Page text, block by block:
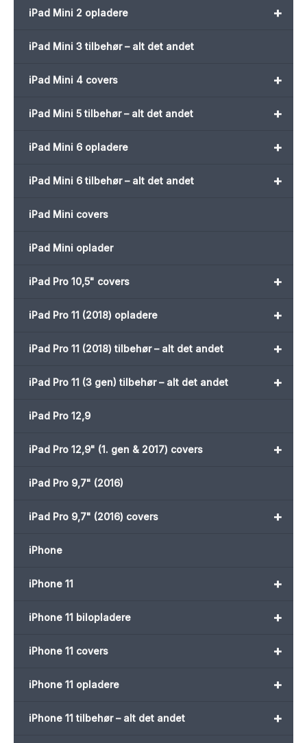
+
iPad Mini 2 opladere
iPad Mini 3 tilbehør – alt det andet
+
iPad Mini 4 covers
+
iPad Mini 5 tilbehør – alt det andet
+
iPad Mini 6 opladere
+
iPad Mini 6 tilbehør – alt det andet
iPad Mini covers
iPad Mini oplader
+
iPad Pro 10,5" covers
+
iPad Pro 11 (2018) opladere
+
iPad Pro 11 (2018) tilbehør – alt det andet
+
iPad Pro 11 (3 gen) tilbehør – alt det andet
iPad Pro 12,9
+
iPad Pro 12,9" (1. gen & 2017) covers
iPad Pro 9,7" (2016)
+
iPad Pro 9,7" (2016) covers
iPhone
+
iPhone 11
+
iPhone 11 bilopladere
+
iPhone 11 covers
+
iPhone 11 opladere
+
iPhone 11 tilbehør – alt det andet